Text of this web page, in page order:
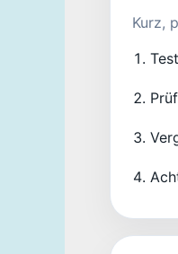
Kurz,